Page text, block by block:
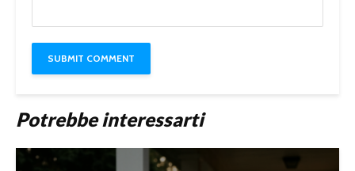
Potrebbe interessarti